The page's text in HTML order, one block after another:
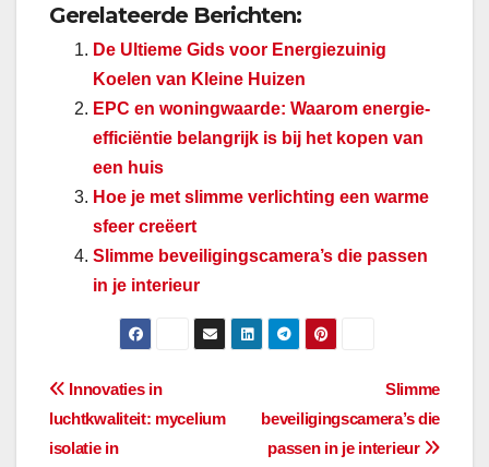
Gerelateerde Berichten:
De Ultieme Gids voor Energiezuinig
Koelen van Kleine Huizen
EPC en woningwaarde: Waarom energie-
efficiëntie belangrijk is bij het kopen van
een huis
Hoe je met slimme verlichting een warme
sfeer creëert
Slimme beveiligingscamera’s die passen
in je interieur
Bericht
navigatie
Slimme
beveiligingscamera’s die
passen in je interieur
Innovaties in
luchtkwaliteit: mycelium
isolatie in